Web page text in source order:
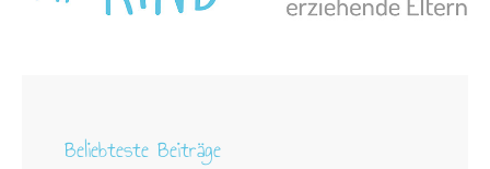
Beliebteste Beiträge